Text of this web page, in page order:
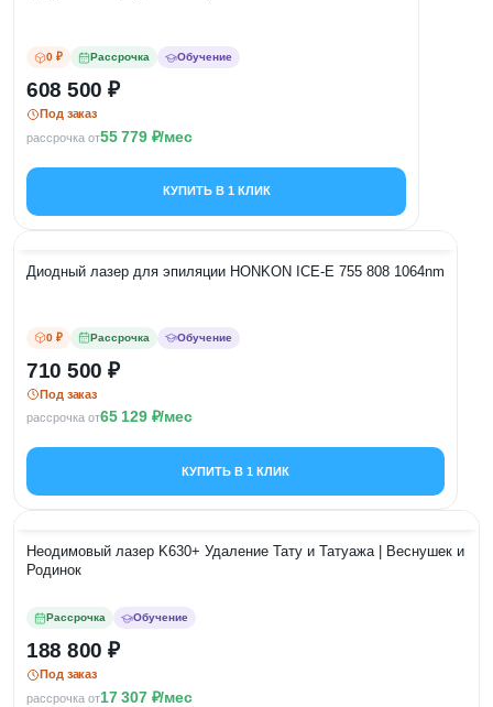
0 ₽ Рассрочка Обучение
608 500
Под заказ
рассрочка от55 779 /мес
КУПИТЬ В 1 КЛИК
Диодный лазер для эпиляции HONKON ICE-E 755 808 1064nm
0 ₽ Рассрочка Обучение
710 500
Под заказ
рассрочка от65 129 /мес
КУПИТЬ В 1 КЛИК
Неодимовый лазер K630+ Удаление Тату и Татуажа | Веснушек и
Родинок
Рассрочка Обучение
188 800
Под заказ
рассрочка от17 307 /мес